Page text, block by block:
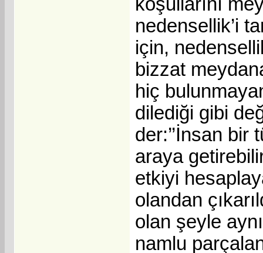
nedensellik’i
için,
bizzat
hiç
dilediği gibi
der:’’İnsan
araya
etkiyi
olandan
olan şeyle
namlu